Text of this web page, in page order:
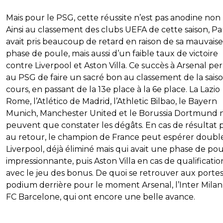
Mais pour le PSG, cette réussite n’est pas anodine non
Ainsi au classement des clubs UEFA de cette saison,
avait pris beaucoup de retard en raison de sa mauvaise
phase de poule, mais aussi d’un faible taux de victoire
contre Liverpool et Aston Villa. Ce succès à Arsenal
au PSG de faire un sacré bon au classement de la
cours, en passant de la 13e place à la 6e place. La Lazio
Rome, l’Atlético de Madrid, l’Athletic Bilbao, le Bayern
Munich, Manchester United et le Borussia Dortmund
peuvent que constater les dégâts. En cas de résultat
au retour, le champion de France peut espérer
Liverpool, déjà éliminé mais qui avait une phase de
impressionnante, puis Aston Villa en cas de
avec le jeu des bonus. De quoi se retrouver aux
podium derrière pour le moment Arsenal, l’Inter
FC Barcelone, qui ont encore une belle avance.